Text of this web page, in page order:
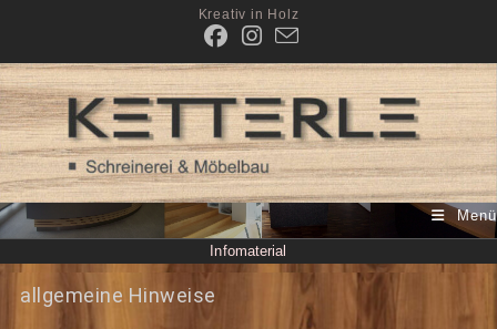
Kreativ in Holz
Menü
Infomaterial
allgemeine Hinweise